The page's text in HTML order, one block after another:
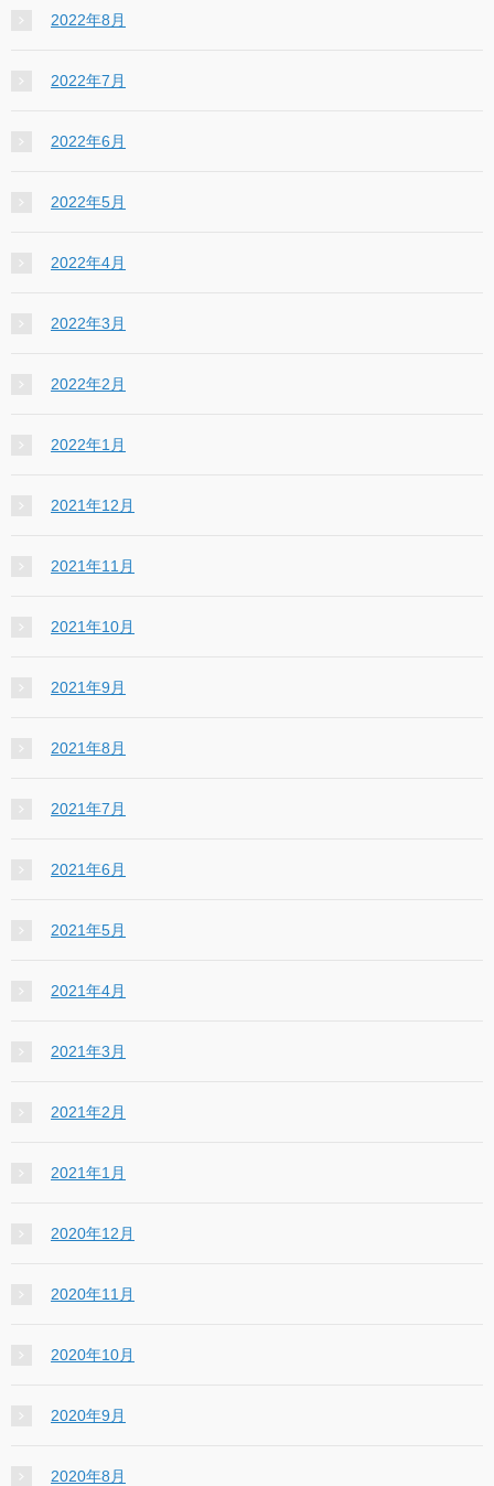
2022年8月
2022年7月
2022年6月
2022年5月
2022年4月
2022年3月
2022年2月
2022年1月
2021年12月
2021年11月
2021年10月
2021年9月
2021年8月
2021年7月
2021年6月
2021年5月
2021年4月
2021年3月
2021年2月
2021年1月
2020年12月
2020年11月
2020年10月
2020年9月
2020年8月